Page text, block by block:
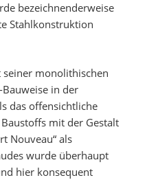
bezeichnenderweise
Stahlkonstruktion
monolithischen
in der
das offensichtliche
mit der Gestalt
Nouveau“ als
wurde überhaupt
hier konsequent